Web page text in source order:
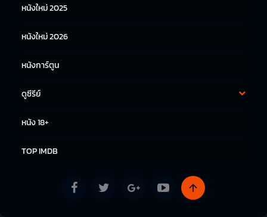
หนังญี่ปุ่น
หนังใหม่ 2025
หนังใหม่ 2026
หนังการ์ตูน
ดูซีรีย์
หนัง 18+
TOP IMDB